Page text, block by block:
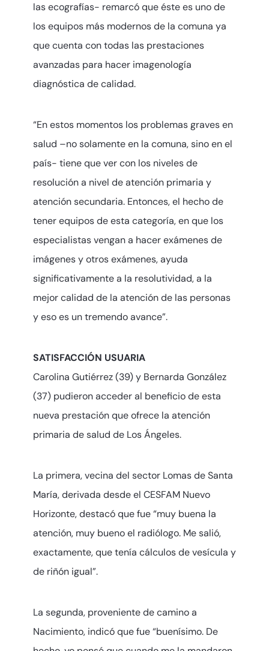
las ecografías- remarcó que éste es uno de
los equipos más modernos de la comuna ya
que cuenta con todas las prestaciones
avanzadas para hacer imagenología
diagnóstica de calidad.
“En estos momentos los problemas graves en
salud –no solamente en la comuna, sino en el
país- tiene que ver con los niveles de
resolución a nivel de atención primaria y
atención secundaria. Entonces, el hecho de
tener equipos de esta categoría, en que los
especialistas vengan a hacer exámenes de
imágenes y otros exámenes, ayuda
significativamente a la resolutividad, a la
mejor calidad de la atención de las personas
y eso es un tremendo avance”.
SATISFACCIÓN USUARIA
Carolina Gutiérrez (39) y Bernarda González
(37) pudieron acceder al beneficio de esta
nueva prestación que ofrece la atención
primaria de salud de Los Ángeles.
La primera, vecina del sector Lomas de Santa
María, derivada desde el CESFAM Nuevo
Horizonte, destacó que fue “muy buena la
atención, muy bueno el radiólogo. Me salió,
exactamente, que tenía cálculos de vesícula y
de riñón igual”.
La segunda, proveniente de camino a
Nacimiento, indicó que fue “buenísimo. De